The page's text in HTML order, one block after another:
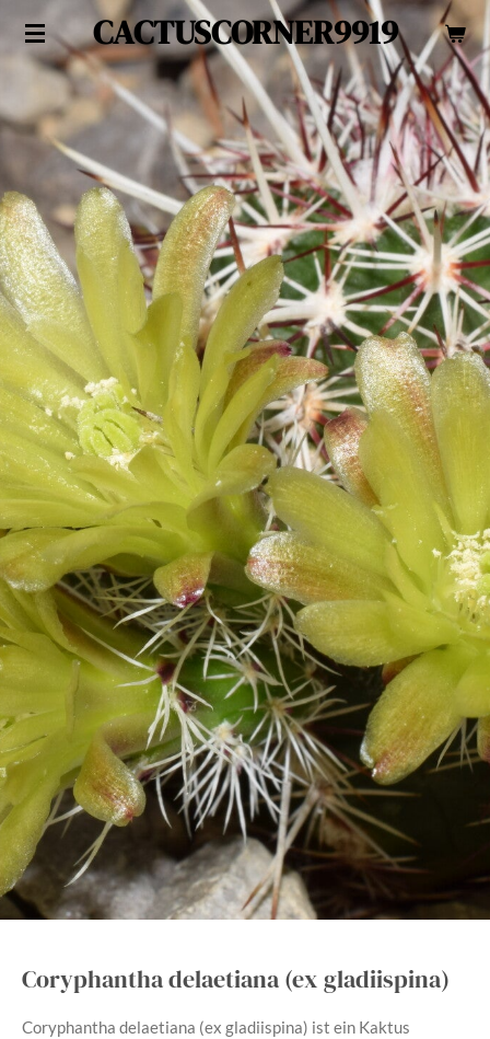
Zum
Hauptinhalt
springen
CACTUSCORNER9919
Coryphantha delaetiana (ex gladiispina)
Coryphantha delaetiana (ex gladiispina) ist ein Kaktus